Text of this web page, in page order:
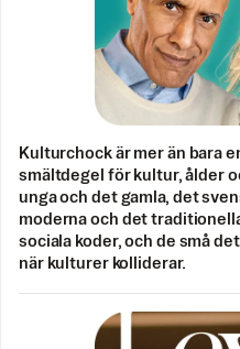
Kulturchock är mer än bara
smältdegel för kultur, ålder
unga och det gamla, det
moderna och det
sociala koder, och de små
när kulturer kolliderar.